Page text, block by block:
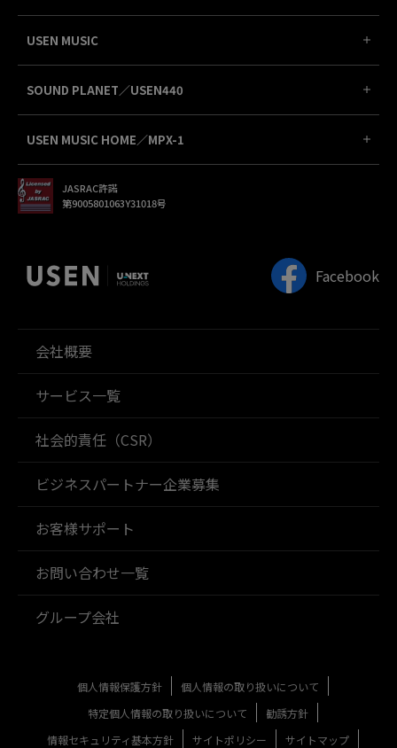
USEN MUSIC
SOUND PLANET／USEN440
USEN MUSIC HOME／MPX-1
JASRAC許諾
第9005801063Y31018号
Facebook
会社概要
サービス一覧
社会的責任（CSR）
ビジネスパートナー企業募集
お客様サポート
お問い合わせ一覧
グループ会社
個人情報保護方針
個人情報の取り扱いについて
特定個人情報の取り扱いについて
勧誘方針
情報セキュリティ基本方針
サイトポリシー サイトマップ